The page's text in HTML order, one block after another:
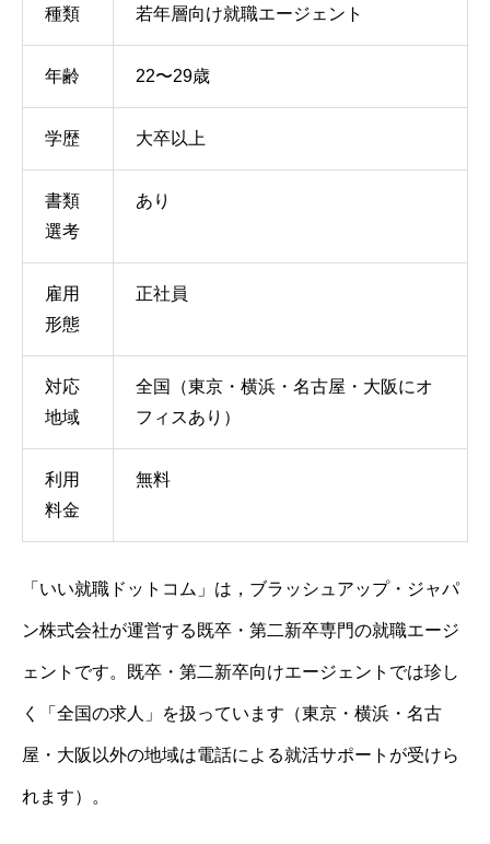
種類 若年層向け就職エージェント
年齢 22〜29歳
学歴 大卒以上
書類
選考
あり
雇用
形態
正社員
対応
地域
全国（東京・横浜・名古屋・大阪にオ
フィスあり）
利用
料金
無料
「いい就職ドットコム」は，ブラッシュアップ・ジャパ
ン株式会社が運営する既卒・第二新卒専門の就職エージ
ェントです。既卒・第二新卒向けエージェントでは珍し
く「全国の求人」を扱っています（東京・横浜・名古
屋・大阪以外の地域は電話による就活サポートが受けら
れます）。